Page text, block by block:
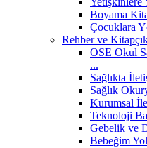
Boyama
Çocuklara
Rehber ve
OSE Okul
...
Sağlıkta
Sağlık
Kurumsal
Teknoloji
Gebelik ve
Bebeğim